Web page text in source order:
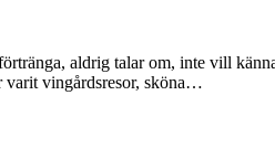
aldrig talar om, inte vill
varit vingårdsresor, sköna…